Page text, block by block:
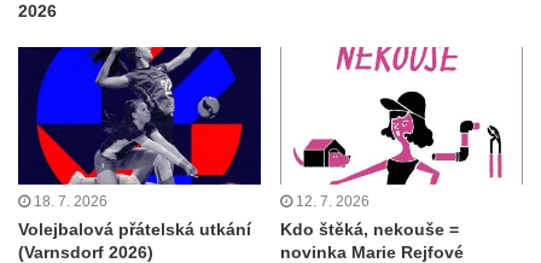
2026
18. 7. 2026
Volejbalová přátelská utkání
(Varnsdorf 2026)
12. 7. 2026
Kdo štěká, nekouše =
novinka Marie Rejfové